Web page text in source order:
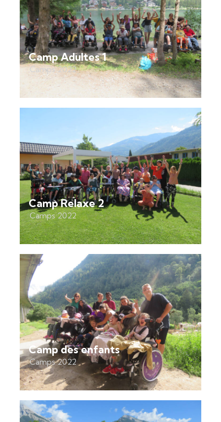
Camp Adultes 1
Camps 2022
Camp Relaxe 2
Camps 2022
Camp des enfants
Camps 2022